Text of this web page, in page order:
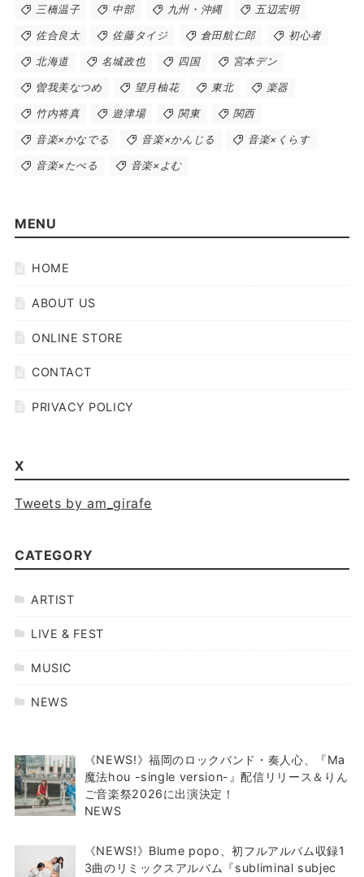
三橋温子 中部 九州・沖縄 五辺宏明
佐合良太 佐藤タイジ 倉田航仁郎 初心者
北海道 名城政也 四国 宮本デン
曽我美なつめ 望月柚花 東北 楽器
竹内将真 遊津場 関東 関西
音楽×かなでる 音楽×かんじる 音楽×くらす
音楽×たべる 音楽×よむ
MENU
HOME
ABOUT US
ONLINE STORE
CONTACT
PRIVACY POLICY
X
Tweets by am_girafe
CATEGORY
ARTIST
LIVE & FEST
MUSIC
NEWS
《NEWS!》福岡のロックバンド・奏人心、『Ma
魔法hou -single version-』配信リリース＆りん
ご音楽祭2026に出演決定！
NEWS
《NEWS!》Blume popo、初フルアルバム収録1
3曲のリミックスアルバム『subliminal subjec